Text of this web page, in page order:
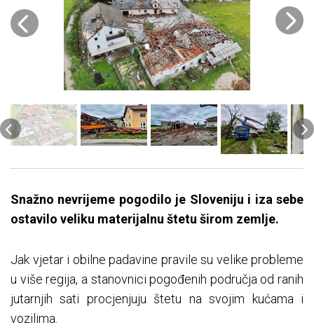
Snažno nevrijeme pogodilo je Sloveniju i iza sebe
ostavilo veliku materijalnu štetu širom zemlje.
Jak vjetar i obilne padavine pravile su velike probleme
u više regija, a stanovnici pogođenih područja od ranih
jutarnjih sati procjenjuju štetu na svojim kućama i
vozilima.